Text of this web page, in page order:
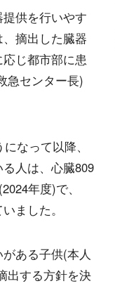
供を行いやす
摘出した臓器
じ都市部に患
急センター長)
なって以降、
人は、心臓809
年度)で、
ました。
ある子供(本人
出する方針を決